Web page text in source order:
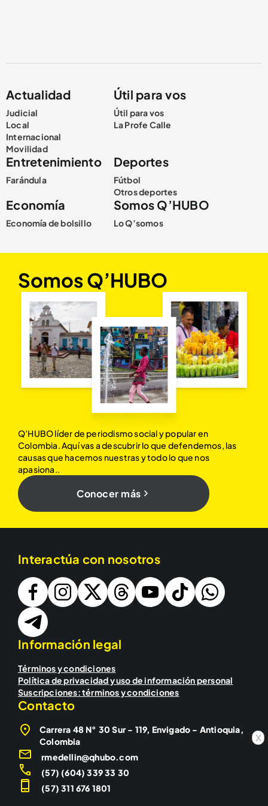
x
Actualidad
Judicial
Local
Internacional
Movilidad
Útil para vos
Útil para vos
La Profe Calle
Entretenimiento
Farándula
Deportes
Fútbol
Otros deportes
Economía
Economía de bolsillo
Somos Q’HUBO
Lo Q’somos
Somos Q’HUBO
Q’HUBO líder de periodismo social y popular en
Colombia. Aquí vas a descubrir lo que defendemos, las
causas que hacemos nuestras y todo lo que nos
apasiona..
Conocer más
Interactúa con nosotros
Información legal
Términos y condiciones
Política de privacidad y uso de información personal
Suscripciones: términos y condiciones
Contacto
Carrera 48 N° 30 Sur - 119, Envigado - Antioquia,
Colombia
rmedellin@qhubo.com
(57) (604) 339 33 30
(57) 311 676 1801